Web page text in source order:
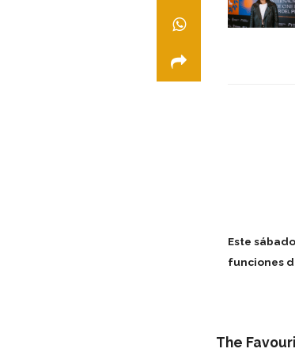
Este
funciones
The